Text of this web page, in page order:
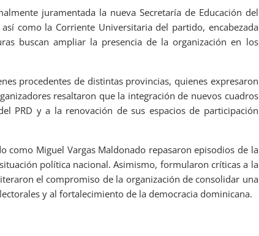
juramentada la nueva Secretaría de Educación del
como la Corriente Universitaria del partido, encabezada
buscan ampliar la presencia de la organización en los
procedentes de distintas provincias, quienes expresaron
resaltaron que la integración de nuevos cuadros
PRD y a la renovación de sus espacios de participación
como Miguel Vargas Maldonado repasaron episodios de la
política nacional. Asimismo, formularon críticas a la
el compromiso de la organización de consolidar una
y al fortalecimiento de la democracia dominicana.